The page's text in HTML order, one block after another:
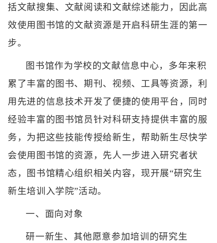
括文献搜集、文献阅读和文献综述能力，因此高
效使用图书馆的文献资源是开启科研生涯的第一
步。
图书馆作为学校的文献信息中心，多年来积
累了丰富的图书、期刊、视频、工具等资源，利
用先进的信息技术开发了便捷的使用平台，同时
经验丰富的图书馆员针对科研支持提供丰富的服
务，为把这些技能传授给新生，帮助新生尽快学
会使用图书馆的资源，先人一步进入研究者状
态，图书馆精心组织相关内容，现开展“研究生
新生培训入学院”活动。
一、面向对象
研一新生、其他愿意参加培训的研究生